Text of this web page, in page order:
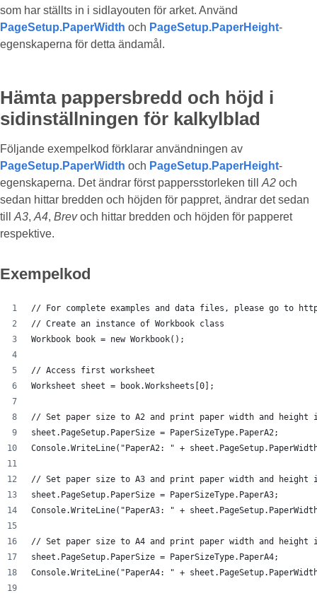
som har ställts in i sidlayouten för arket. Använd
PageSetup.PaperWidth och PageSetup.PaperHeight-
egenskaperna för detta ändamål.
Hämta pappersbredd och höjd i
sidinställningen för kalkylblad
Följande exempelkod förklarar användningen av
PageSetup.PaperWidth och PageSetup.PaperHeight-
egenskaperna. Det ändrar först pappersstorleken till A2 och
sedan hittar bredden och höjden för pappret, ändrar det sedan
till A3, A4, Brevoch hittar bredden och höjden för papperet
respektive.
Exempelkod
// For complete examples and data files, please go to
// Create an instance of Workbook class
Workbook book = new Workbook();
// Access first worksheet
Worksheet sheet = book.Worksheets[0];
// Set paper size to A2 and print paper width and height
sheet.PageSetup.PaperSize = PaperSizeType.PaperA2;
Console.WriteLine("PaperA2: " +
// Set paper size to A3 and print paper width and height
sheet.PageSetup.PaperSize = PaperSizeType.PaperA3;
Console.WriteLine("PaperA3: " +
// Set paper size to A4 and print paper width and height
sheet.PageSetup.PaperSize = PaperSizeType.PaperA4;
Console.WriteLine("PaperA4: " +